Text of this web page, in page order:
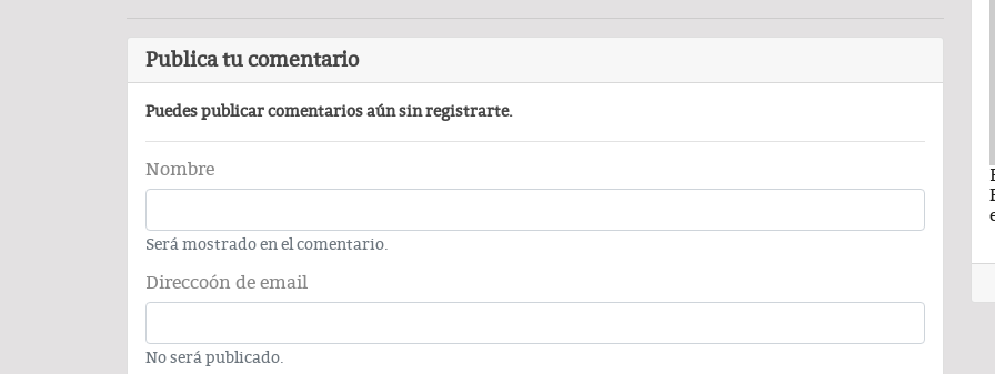
Publica tu comentario
Puedes publicar comentarios aún sin registrarte.
Nombre
Será mostrado en el comentario.
Direccoón de email
No será publicado.
del día 22-Enero-2026
Enero-2026